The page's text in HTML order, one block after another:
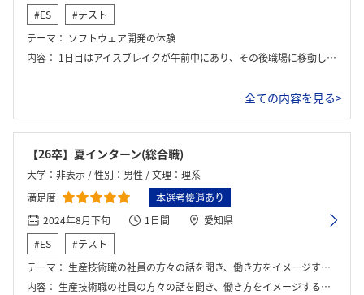
#ES
#テスト
テーマ： ソフトウェア開発の体験
内容： 1日目はアイスブレイクが午前中にあり、その後職場に移動し、実習が始まりました。また、最終日にはプレゼンテーションもありました。
全ての内容を見る>
【26卒】夏インターン(総合職)
大学：非表示 / 性別：男性 / 文理：理系
満足度
本選考優遇あり
2024年8月下旬
1日間
愛知県
#ES
#テスト
テーマ： 生産技術職の社員の方々の話を聞き、働き方をイメージする。実際の事例に対して対策を考える。
内容： 生産技術職の社員の方々の話を聞き、働き方をイメージする。この際様々な質問をすることができる。その後、実際にラインで起きた問題に対して、なぜそうなったのか、どう対策すればよいのかを考えるグループワークを行った。